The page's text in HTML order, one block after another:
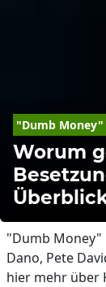
"Dumb
Worum
"Dumb Money"
Dano, Pete
hier mehr über